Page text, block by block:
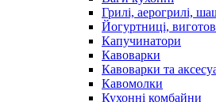
Грилі, аерогрилі,
Йогуртниці,
Капучинатори
Кавоварки
Кавоварки та
Кавомолки
Кухонні комбайни